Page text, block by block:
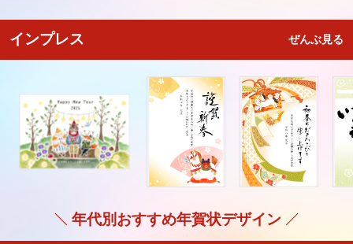
インプレス ぜんぶ見る
年代別おすすめ年賀状デザイン